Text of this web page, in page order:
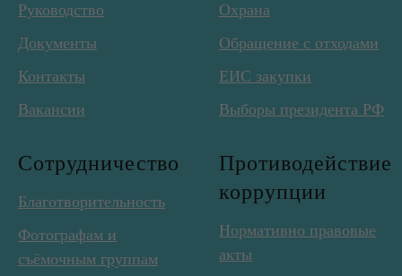
Руководство
Документы
Контакты
Вакансии
Охрана
Обращение с отходами
ЕИС закупки
Выборы президента РФ
Сотрудничество
Благотворительность
Фотографам и
съёмочным группам
Противодействие
коррупции
Нормативно правовые
акты